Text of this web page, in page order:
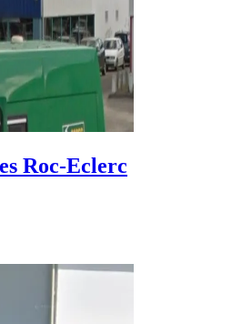
Roc-Eclerc